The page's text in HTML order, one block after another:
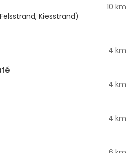
Kiesstrand)
10 km
4 km
4 km
4 km